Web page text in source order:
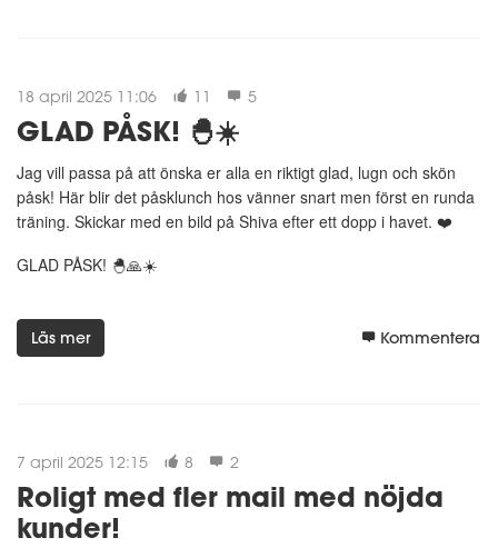
18 april 2025 11:06 11 5
GLAD PÅSK! 🐣☀️
Jag vill passa på att önska er alla en riktigt glad, lugn och skön
påsk! Här blir det påsklunch hos vänner snart men först en runda
träning. Skickar med en bild på Shiva efter ett dopp i havet. ❤️
GLAD PÅSK! 🐣🙏☀️
Läs mer Kommentera
7 april 2025 12:15 8 2
Roligt med fler mail med nöjda
kunder!